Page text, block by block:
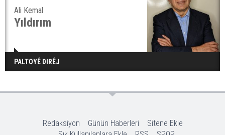
Ali Kemal
Yıldırım
PALTOYÊ DIRÊJ
Redaksiyon Günün Haberleri
Sitene Ekle